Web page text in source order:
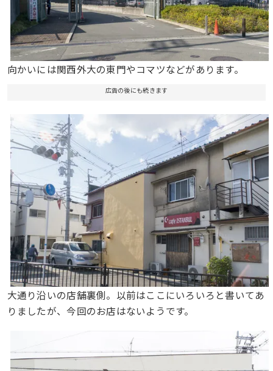
向かいには関西外大の東門やコマツなどがあります。
広告の後にも続きます
大通り沿いの店舗裏側。以前はここにいろいろと書いてあ
りましたが、今回のお店はないようです。